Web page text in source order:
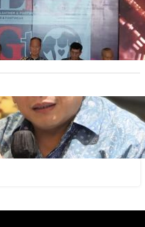
bagi IKM Alas Kaki
Terpadu jadi Kunci
GW